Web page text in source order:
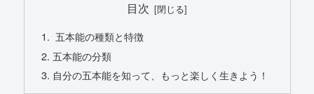
目次
五本能の種類と特徴
五本能の分類
自分の五本能を知って、もっと楽しく生きよう！